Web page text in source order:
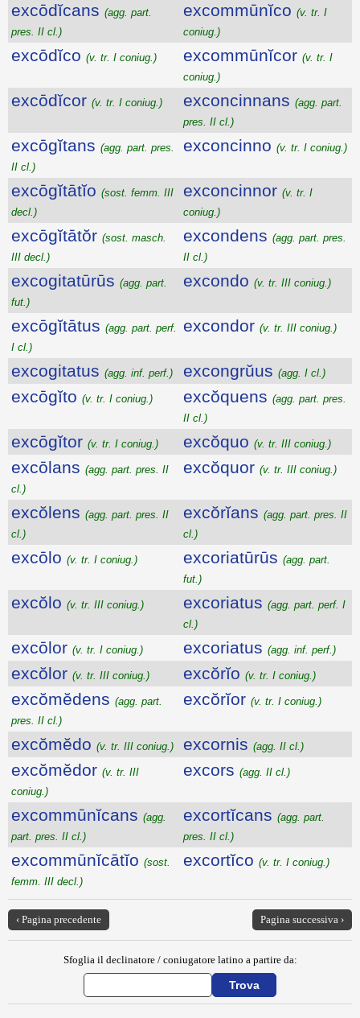
excōdĭcans (agg. part.
pres. II cl.)
excommūnĭco (v. tr. I
coniug.)
excōdĭco (v. tr. I coniug.) excommūnĭcor (v. tr. I
coniug.)
excōdĭcor (v. tr. I coniug.) exconcinnans (agg. part.
pres. II cl.)
excōgĭtans (agg. part. pres.
II cl.)
exconcinno (v. tr. I coniug.)
excōgĭtātĭo (sost. femm. III
decl.)
exconcinnor (v. tr. I
coniug.)
excōgĭtātŏr (sost. masch.
III decl.)
excondens (agg. part. pres.
II cl.)
excogitatūrūs (agg. part.
fut.)
excondo (v. tr. III coniug.)
excōgĭtātus (agg. part. perf.
I cl.)
excondor (v. tr. III coniug.)
excogitatus (agg. inf. perf.) excongrŭus (agg. I cl.)
excōgĭto (v. tr. I coniug.) excŏquens (agg. part. pres.
II cl.)
excōgĭtor (v. tr. I coniug.) excŏquo (v. tr. III coniug.)
excōlans (agg. part. pres. II
cl.)
excŏquor (v. tr. III coniug.)
excŏlens (agg. part. pres. II
cl.)
excŏrĭans (agg. part. pres. II
cl.)
excōlo (v. tr. I coniug.) excoriatūrūs (agg. part.
fut.)
excŏlo (v. tr. III coniug.) excoriatus (agg. part. perf. I
cl.)
excōlor (v. tr. I coniug.) excoriatus (agg. inf. perf.)
excŏlor (v. tr. III coniug.) excŏrĭo (v. tr. I coniug.)
excŏmĕdens (agg. part.
pres. II cl.)
excŏrĭor (v. tr. I coniug.)
excŏmĕdo (v. tr. III coniug.) excornis (agg. II cl.)
excŏmĕdor (v. tr. III
coniug.)
excors (agg. II cl.)
excommūnĭcans (agg.
part. pres. II cl.)
excortĭcans (agg. part.
pres. II cl.)
excommūnĭcātĭo (sost.
femm. III decl.)
excortĭco (v. tr. I coniug.)
‹ Pagina precedente Pagina successiva ›
Sfoglia il declinatore / coniugatore latino a partire da: